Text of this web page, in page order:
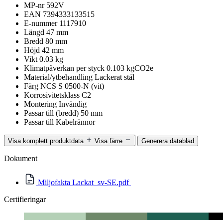
MP-nr 592V
EAN 7394333133515
E-nummer 1117910
Längd 47 mm
Bredd 80 mm
Höjd 42 mm
Vikt 0.03 kg
Klimatpåverkan per styck 0.103 kgCO2e
Material/ytbehandling Lackerat stål
Färg NCS S 0500-N (vit)
Korrosivitetsklass C2
Montering Invändig
Passar till (bredd) 50 mm
Passar till Kabelrännor
Visa komplett produktdata Visa färre Generera datablad
Dokument
Miljofakta Lackat_sv-SE.pdf
Certifieringar